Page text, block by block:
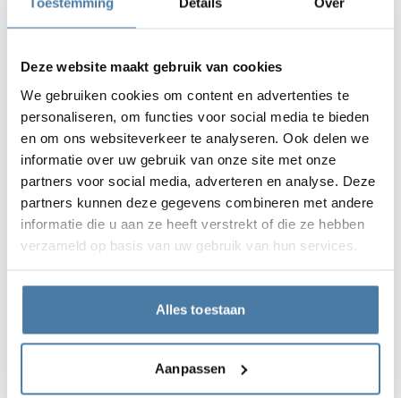
Deze website maakt gebruik van cookies
We gebruiken cookies om content en advertenties te
personaliseren, om functies voor social media te bieden
en om ons websiteverkeer te analyseren. Ook delen we
informatie over uw gebruik van onze site met onze
partners voor social media, adverteren en analyse. Deze
partners kunnen deze gegevens combineren met andere
informatie die u aan ze heeft verstrekt of die ze hebben
verzameld op basis van uw gebruik van hun services.
Alles toestaan
Aanpassen
Vanuppbekijk details
Systeem beschikbaar voor platen:
HPL 10 mm 12 mm
Hout